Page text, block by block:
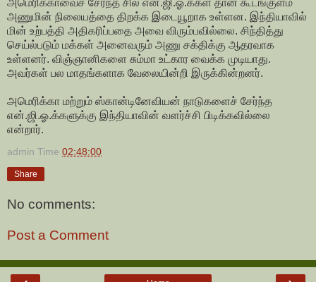
அமெரிக்காவைச் சேர்ந்த சில என்.ஜி.ஓ.க்கள் தான் கூடங்குளம்
அணுமின் நிலையத்தை திறக்க இடையூறாக உள்ளன. இந்தியாவில்
மின் உற்பத்தி அதிகரிப்பதை அவை விரும்பவில்லை. சிந்தித்து
செய்ல்படும் மக்கள் அனைவரும் அணு சக்திக்கு ஆதரவாக
உள்ளனர். விஞ்ஞானிகளை சும்மா உட்கார வைக்க முடியாது.
அவர்கள் பல மாதங்களாக வேலையின்றி இருக்கின்றனர்.
அமெரிக்கா மற்றும் ஸ்கான்டினேவியன் நாடுகளைச் சேர்ந்த
என்.ஜி.ஓ.க்களுக்கு இந்தியாவின் வளர்ச்சி பிடிக்கவில்லை
என்றார்.
admin Time 02:48:00
Share
No comments:
Post a Comment